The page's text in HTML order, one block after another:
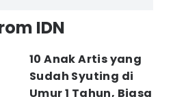
IDN
10 Anak Artis yang
Sudah Syuting di
Umur 1 Tahun, Biasa